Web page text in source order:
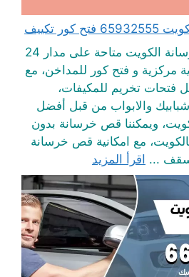
تكييف
خدمات شركة قص خرسانة الكويت متاحة على مدار 24
مركزية و فتح كور للمداخن، مع
فتحات تخريم للمكيفات،
والابواب من قبل أفضل
ويمكننا قص خرسانة بدون
مع امكانية قص خرسانة
... اقرأ المزيد